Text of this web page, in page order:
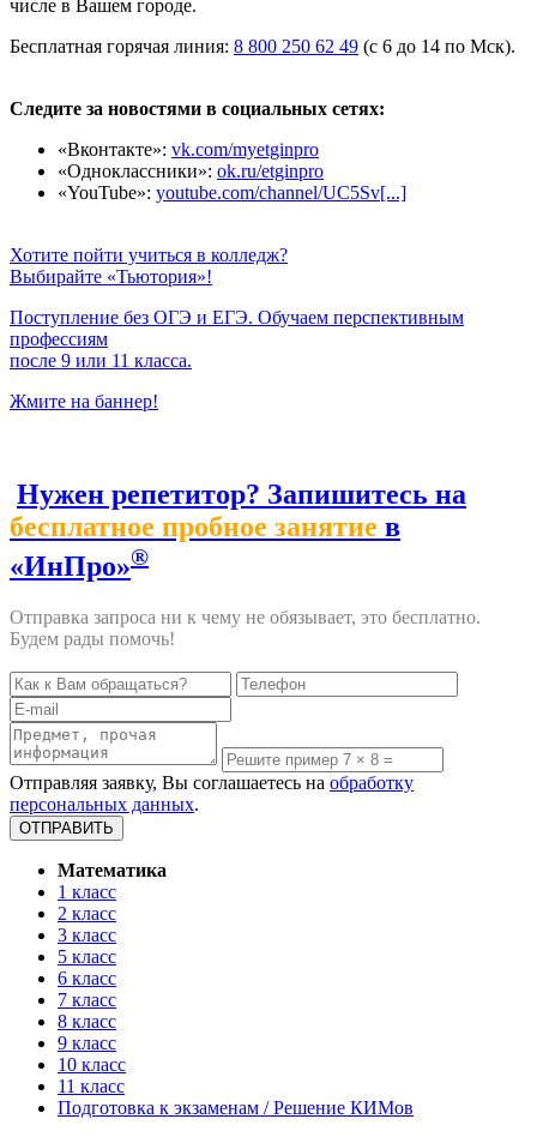
числе в Вашем городе.
Бесплатная горячая линия: 8 800 250 62 49 (с 6 до 14 по Мск).
Следите за новостями в социальных сетях:
«Вконтакте»: vk.com/myetginpro
«Одноклассники»: ok.ru/etginpro
«YouTube»: youtube.com/channel/UC5Sv[...]
Хотите пойти учиться в колледж?
Выбирайте «Тьютория»!
Поступление без ОГЭ и ЕГЭ. Обучаем перспективным
профессиям
после 9 или 11 класса.
Жмите на баннер!
Нужен репетитор? Запишитесь на
бесплатное пробное занятие в
«ИнПро»®
Отправка запроса ни к чему не обязывает, это бесплатно.
Будем рады помочь!
Отправляя заявку, Вы соглашаетесь на обработку
персональных данных.
Математика
1 класс
2 класс
3 класс
5 класс
6 класс
7 класс
8 класс
9 класс
10 класс
11 класс
Подготовка к экзаменам / Решение КИМов